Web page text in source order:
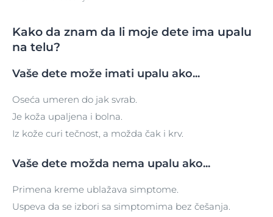
Kako da znam da li moje dete ima upalu
na telu?
Vaše dete može imati upalu ako...
Oseća umeren do jak svrab.
Je koža upaljena i bolna.
Iz kože curi tečnost, a možda čak i krv.
Vaše dete možda nema upalu ako...
Primena kreme ublažava simptome.
Uspeva da se izbori sa simptomima bez češanja.